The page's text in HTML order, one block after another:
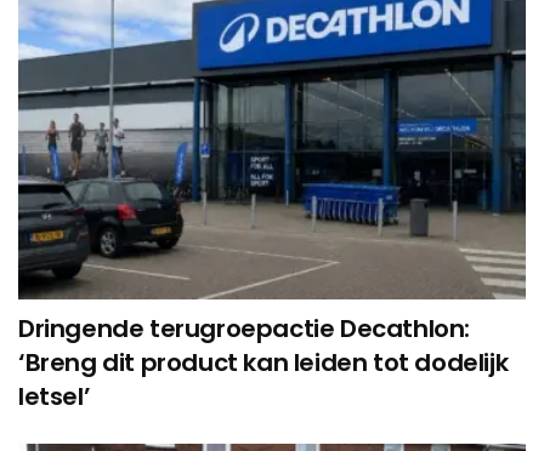
Dringende terugroepactie Decathlon:
‘Breng dit product kan leiden tot dodelijk
letsel’